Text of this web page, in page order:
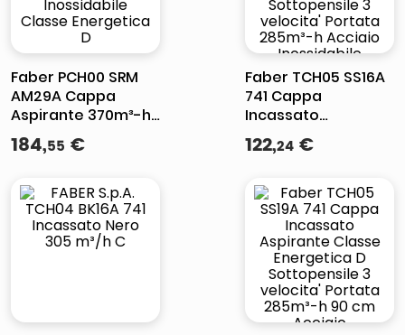
Faber PCH00 SRM
AM29A Cappa
Aspirante 370m³-h
Integrato Acciaio
Inossidabile Classe
184,55 €
Faber TCH05 SS16A
741 Cappa
Incassato
Aspirante Classe
Energetica D
velocita' Portata
285m³-h Acciaio
Inossidabile
300.0557.494
122,24 €